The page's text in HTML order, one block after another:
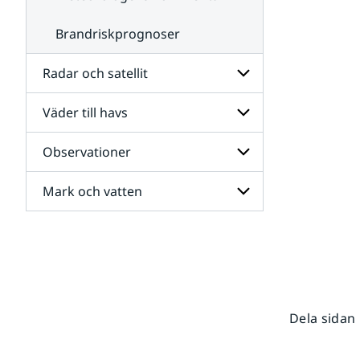
Brandriskprognoser
Radar och satellit
Undersidor
för
Radar
och
satellit
Väder till havs
Undersidor
för
Väder
till
havs
Observationer
Undersidor
för
Mark och vatten
Dela sidan